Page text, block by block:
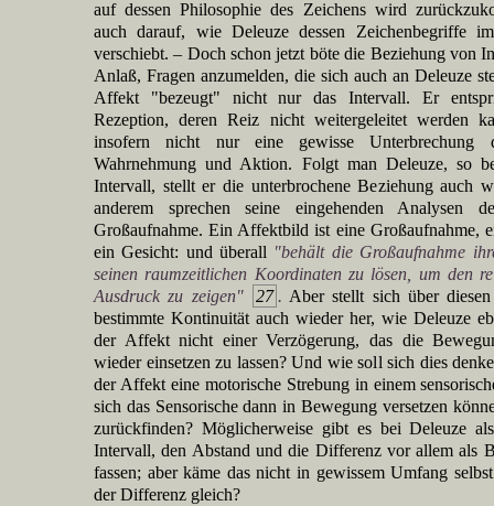
auf dessen Philosophie des Zeichens wird
auch darauf, wie Deleuze dessen Zeichenbegriffe
verschiebt. – Doch schon jetzt böte die Beziehung von
Anlaß, Fragen anzumelden, die sich auch an Deleuze
Affekt "bezeugt" nicht nur das Intervall. Er
Rezeption, deren Reiz nicht weitergeleitet werden
insofern nicht nur eine gewisse Unterbrechung
Wahrnehmung und Aktion. Folgt man Deleuze, so
Intervall, stellt er die unterbrochene Beziehung auch
anderem sprechen seine eingehenden Analysen
Großaufnahme. Ein Affektbild ist eine Großaufnahme,
ein Gesicht: und überall "behält die Großaufnahme
seinen raumzeitlichen Koordinaten zu lösen, um den
Ausdruck zu zeigen"
27 . Aber stellt sich über
bestimmte Kontinuität auch wieder her, wie Deleuze
der Affekt nicht einer Verzögerung, das die
wieder einsetzen zu lassen? Und wie soll sich dies
der Affekt eine motorische Strebung in einem
sich das Sensorische dann in Bewegung versetzen
zurückfinden? Möglicherweise gibt es bei Deleuze
Intervall, den Abstand und die Differenz vor allem als
fassen; aber käme das nicht in gewissem Umfang
der Differenz gleich?